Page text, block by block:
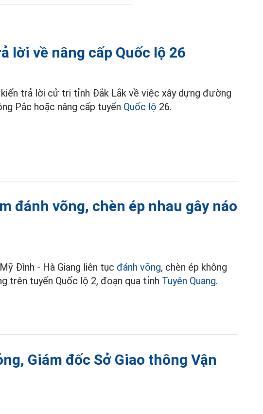
lời về nâng cấp Quốc lộ 26
kiến trả lời cử tri tỉnh Đắk Lắk về việc xây dựng đường
Pắc hoặc nâng cấp tuyến Quốc lộ 26.
đánh võng, chèn ép nhau gây náo
Đình - Hà Giang liên tục đánh võng, chèn ép không
trên tuyến Quốc lộ 2, đoạn qua tỉnh Tuyên Quang.
Giám đốc Sở Giao thông Vận